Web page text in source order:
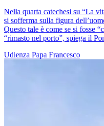
Nella quarta catechesi su “La
si sofferma sulla figura
Questo tale è come se si fosse
“rimasto nel porto”, spiega il
Udienza Papa Francesco